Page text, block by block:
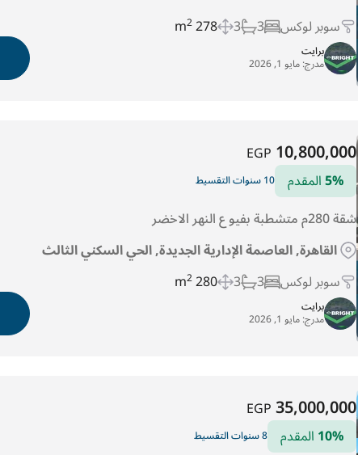
سوبر لوكس 3
3
278 m
2
برايت
مدرج:مايو 1, 2026
10,800,000
EGP
5%المقدم 10 سنوات التقسيط
شقة 280م متشطبة بفيو ع النهر الاخضر
القاهرة, العاصمة الإدارية الجديدة, الحي السكني الثالث
سوبر لوكس 3
3
280 m
2
برايت
مدرج:مايو 1, 2026
35,000,000
EGP
10%المقدم 8 سنوات التقسيط